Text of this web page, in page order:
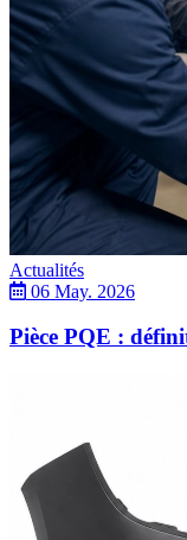
Actualités
06 May. 2026
Pièce PQE :